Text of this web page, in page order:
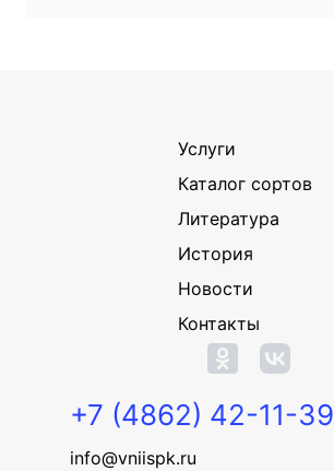
Услуги
Каталог сортов
Литература
История
Новости
Контакты
+7 (4862) 42-11-39
info@vniispk.ru